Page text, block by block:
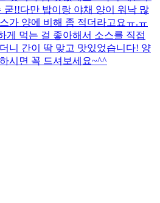
!! ​다만 밥이랑 야채 양이 워낙 많
가 양에 비해 좀 적더라고요ㅠ.ㅠ
게 먹는 걸 좋아해서 소스를 직접
니 간이 딱 맞고 맛있었습니다! 양
시면 꼭 드셔보세요~^^